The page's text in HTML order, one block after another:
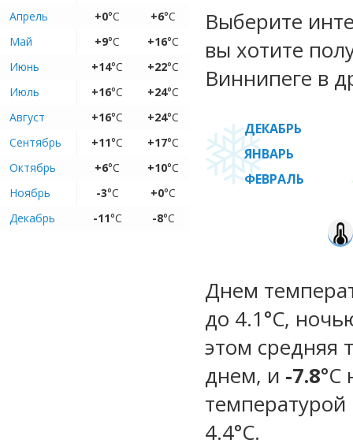
Апрель
+0°C +6°C
Май
+9°C +16°C
Июнь
+14°C +22°C
Июль
+16°C +24°C
Август
+16°C +24°C
Сентябрь
+11°C +17°C
Октябрь
+6°C +10°C
Ноябрь
-3°C +0°C
Декабрь
-11°C -8°C
Выберите
вы хотите
Виннипеге в
ДЕКАБРЬ
ЯНВАРЬ
ФЕВРАЛЬ
Днем
до 4.1°C,
этом средняя
днем, и -7.8
температурой
4.4°С.